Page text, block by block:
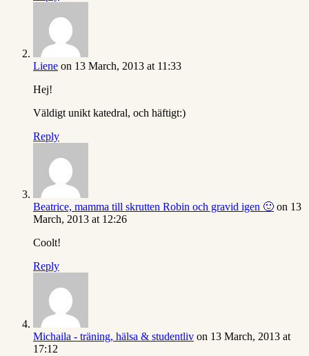
Liene on 13 March, 2013 at 11:33
Hej!
Väldigt unikt katedral, och häftigt:)
Reply
Beatrice, mamma till skrutten Robin och gravid igen 🙂 on 13
March, 2013 at 12:26
Coolt!
Reply
Michaila - träning, hälsa & studentliv on 13 March, 2013 at
17:12